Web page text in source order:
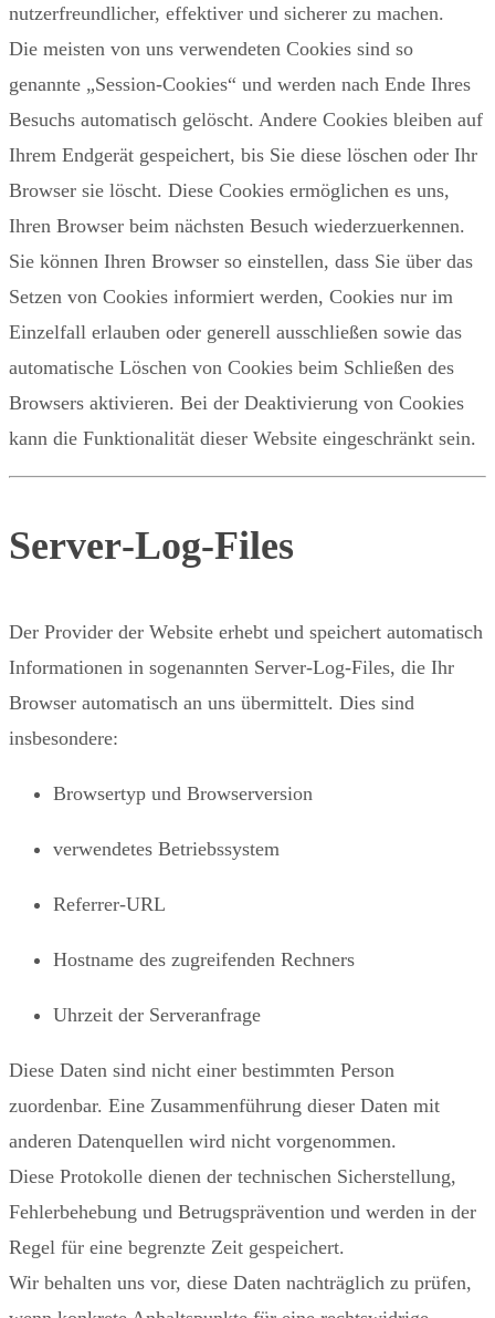
nutzerfreundlicher, effektiver und sicherer zu machen.
Die meisten von uns verwendeten Cookies sind so
genannte „Session‑Cookies“ und werden nach Ende Ihres
Besuchs automatisch gelöscht. Andere Cookies bleiben auf
Ihrem Endgerät gespeichert, bis Sie diese löschen oder Ihr
Browser sie löscht. Diese Cookies ermöglichen es uns,
Ihren Browser beim nächsten Besuch wiederzuerkennen.
Sie können Ihren Browser so einstellen, dass Sie über das
Setzen von Cookies informiert werden, Cookies nur im
Einzelfall erlauben oder generell ausschließen sowie das
automatische Löschen von Cookies beim Schließen des
Browsers aktivieren. Bei der Deaktivierung von Cookies
kann die Funktionalität dieser Website eingeschränkt sein.
Server‑Log‑Files
Der Provider der Website erhebt und speichert automatisch
Informationen in sogenannten Server‑Log‑Files, die Ihr
Browser automatisch an uns übermittelt. Dies sind
insbesondere:
Browsertyp und Browserversion
verwendetes Betriebssystem
Referrer‑URL
Hostname des zugreifenden Rechners
Uhrzeit der Serveranfrage
Diese Daten sind nicht einer bestimmten Person
zuordenbar. Eine Zusammenführung dieser Daten mit
anderen Datenquellen wird nicht vorgenommen.
Diese Protokolle dienen der technischen Sicherstellung,
Fehlerbehebung und Betrugsprävention und werden in der
Regel für eine begrenzte Zeit gespeichert.
Wir behalten uns vor, diese Daten nachträglich zu prüfen,